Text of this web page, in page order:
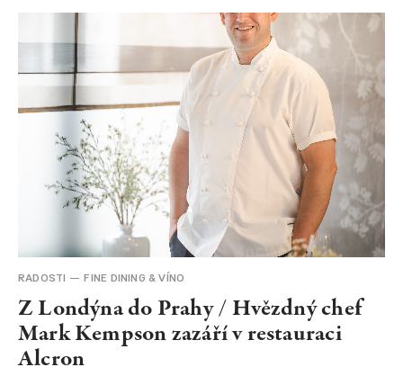
RADOSTI FINE DINING & VÍNO
Z Londýna do Prahy / Hvězdný chef
Mark Kempson zazáří v restauraci
Alcron